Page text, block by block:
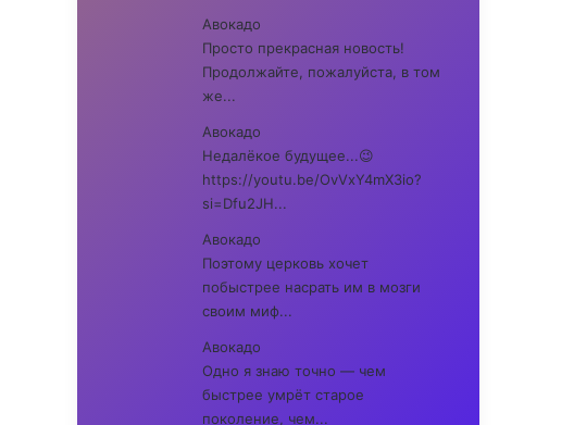
Авокадо
Просто прекрасная новость!
Продолжайте, пожалуйста, в том
же...
Авокадо
Недалёкое будущее...😉
https://youtu.be/OvVxY4mX3io?
si=Dfu2JH...
Авокадо
Поэтому церковь хочет
побыстрее насрать им в мозги
своим миф...
Авокадо
Одно я знаю точно — чем
быстрее умрёт старое
поколение, чем...